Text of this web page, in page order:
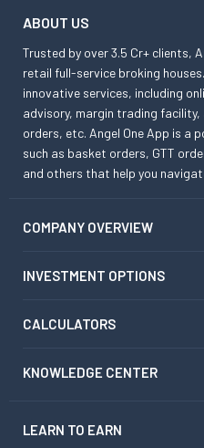
ABOUT US
Trusted by over 3.5 Cr+ clients,
retail full-service broking
innovative services, including
advisory, margin trading
orders, etc. Angel One App is a
such as basket orders, GTT
and others that help you
COMPANY OVERVIEW
INVESTMENT OPTIONS
CALCULATORS
KNOWLEDGE CENTER
LEARN TO EARN